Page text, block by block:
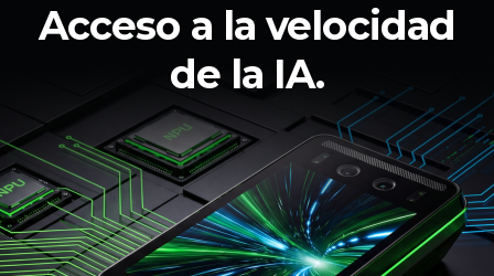
Acceso a la velocidad
de la IA.